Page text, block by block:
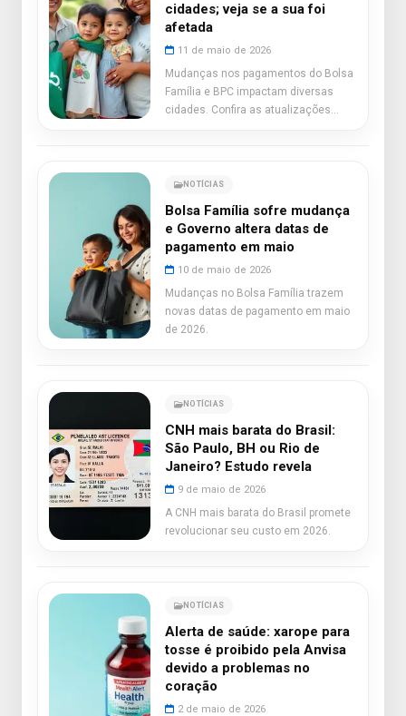
cidades; veja se a sua foi
afetada
11 de maio de 2026
Mudanças nos pagamentos do Bolsa
Família e BPC impactam diversas
cidades. Confira as atualizações
NOTÍCIAS
Bolsa Família sofre mudança
e Governo altera datas de
pagamento em maio
10 de maio de 2026
Mudanças no Bolsa Família trazem
novas datas de pagamento em maio
de 2026.
NOTÍCIAS
CNH mais barata do Brasil:
São Paulo, BH ou Rio de
Janeiro? Estudo revela
9 de maio de 2026
A CNH mais barata do Brasil promete
revolucionar seu custo em 2026.
NOTÍCIAS
Alerta de saúde: xarope para
tosse é proibido pela Anvisa
devido a problemas no
coração
2 de maio de 2026